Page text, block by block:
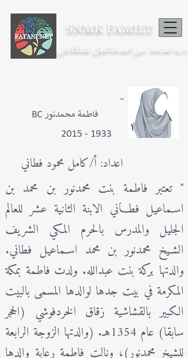
SNMK FAMILY
ذرية محمد بن اسماعيل فطاني
BC فاطمة محمدنور
-
1933 - 2015
اعداد: أ/كامل محمود فطاني
" تعتبر فاطمة بنت محمدنور بن محمد بن
اسـماعيل فطـاني الابنة الثانية عشر للعالم
الجليل والمدرس بالحرم المكي الشريف
الشـيخ محمدنور بن محمد اسـماعيل فطاني.
والدتها بركة بنت عبدالله. ولدت فاطمة بمكة
المكرمة في بيت جدها لوالدها المسمى بالبيت
الكبير بالقشاشية زقاق الخردفوشي (الحجر
سابقا) عام 1354هـ. (والدتها الزوجة الرابعة